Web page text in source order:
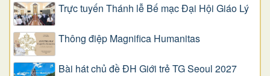
Trực tuyến Thánh lễ Bế mạc Đại Hội Giáo Lý
Thông điệp Magnifica Humanitas
Bài hát chủ đề ĐH Giới trẻ TG Seoul 2027